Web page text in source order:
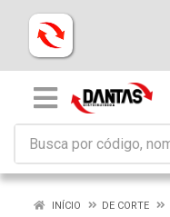
INÍCIO DE CORTE